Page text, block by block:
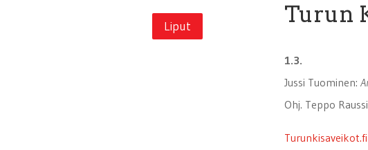
Liput Turun
1.3.
Jussi Tuominen:
Ohj. Teppo Raussi
Turunkisaveikot.fi